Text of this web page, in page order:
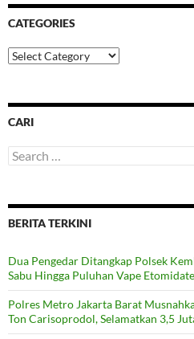
CATEGORIES
Categories
CARI
Search
for:
BERITA TERKINI
Dua Pengedar Ditangkap Polsek
Sabu Hingga Puluhan Vape
Polres Metro Jakarta Barat
Ton Carisoprodol, Selamatkan 3,5